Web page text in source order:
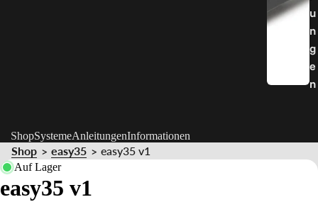
u
n
g
e
n
ShopSystemeAnleitungenInformationen
Shop > easy35 > easy35 v1
Auf Lager
easy35 v1